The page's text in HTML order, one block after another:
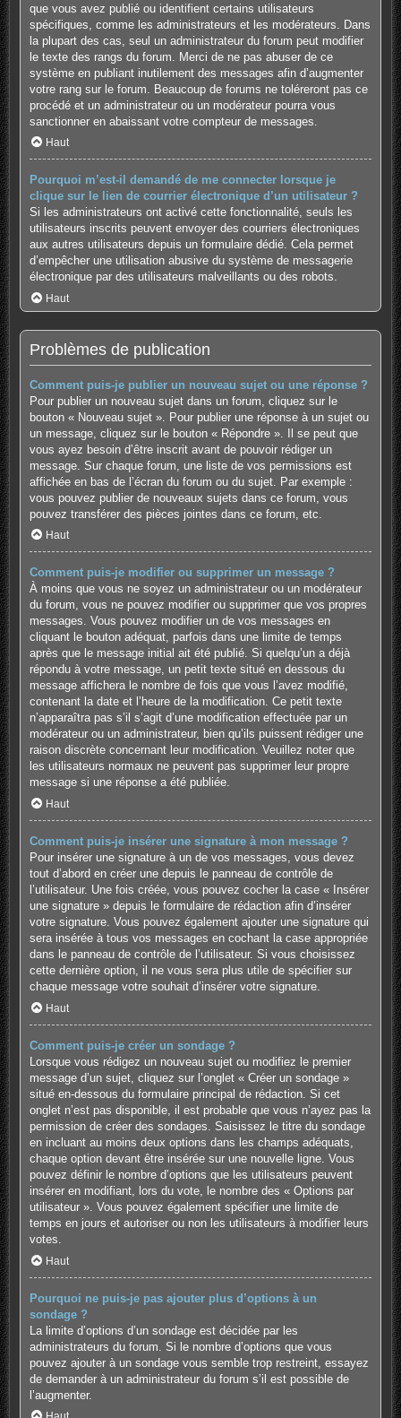
que vous avez publié ou identifient certains utilisateurs
spécifiques, comme les administrateurs et les modérateurs. Dans
la plupart des cas, seul un administrateur du forum peut modifier
le texte des rangs du forum. Merci de ne pas abuser de ce
système en publiant inutilement des messages afin d’augmenter
votre rang sur le forum. Beaucoup de forums ne toléreront pas ce
procédé et un administrateur ou un modérateur pourra vous
sanctionner en abaissant votre compteur de messages.
Haut
Pourquoi m’est-il demandé de me connecter lorsque je
clique sur le lien de courrier électronique d’un utilisateur ?
Si les administrateurs ont activé cette fonctionnalité, seuls les
utilisateurs inscrits peuvent envoyer des courriers électroniques
aux autres utilisateurs depuis un formulaire dédié. Cela permet
d’empêcher une utilisation abusive du système de messagerie
électronique par des utilisateurs malveillants ou des robots.
Haut
Problèmes de publication
Comment puis-je publier un nouveau sujet ou une réponse ?
Pour publier un nouveau sujet dans un forum, cliquez sur le
bouton « Nouveau sujet ». Pour publier une réponse à un sujet ou
un message, cliquez sur le bouton « Répondre ». Il se peut que
vous ayez besoin d’être inscrit avant de pouvoir rédiger un
message. Sur chaque forum, une liste de vos permissions est
affichée en bas de l’écran du forum ou du sujet. Par exemple :
vous pouvez publier de nouveaux sujets dans ce forum, vous
pouvez transférer des pièces jointes dans ce forum, etc.
Haut
Comment puis-je modifier ou supprimer un message ?
À moins que vous ne soyez un administrateur ou un modérateur
du forum, vous ne pouvez modifier ou supprimer que vos propres
messages. Vous pouvez modifier un de vos messages en
cliquant le bouton adéquat, parfois dans une limite de temps
après que le message initial ait été publié. Si quelqu’un a déjà
répondu à votre message, un petit texte situé en dessous du
message affichera le nombre de fois que vous l’avez modifié,
contenant la date et l’heure de la modification. Ce petit texte
n’apparaîtra pas s’il s’agit d’une modification effectuée par un
modérateur ou un administrateur, bien qu’ils puissent rédiger une
raison discrète concernant leur modification. Veuillez noter que
les utilisateurs normaux ne peuvent pas supprimer leur propre
message si une réponse a été publiée.
Haut
Comment puis-je insérer une signature à mon message ?
Pour insérer une signature à un de vos messages, vous devez
tout d’abord en créer une depuis le panneau de contrôle de
l’utilisateur. Une fois créée, vous pouvez cocher la case « Insérer
une signature » depuis le formulaire de rédaction afin d’insérer
votre signature. Vous pouvez également ajouter une signature qui
sera insérée à tous vos messages en cochant la case appropriée
dans le panneau de contrôle de l’utilisateur. Si vous choisissez
cette dernière option, il ne vous sera plus utile de spécifier sur
chaque message votre souhait d’insérer votre signature.
Haut
Comment puis-je créer un sondage ?
Lorsque vous rédigez un nouveau sujet ou modifiez le premier
message d’un sujet, cliquez sur l’onglet « Créer un sondage »
situé en-dessous du formulaire principal de rédaction. Si cet
onglet n’est pas disponible, il est probable que vous n’ayez pas la
permission de créer des sondages. Saisissez le titre du sondage
en incluant au moins deux options dans les champs adéquats,
chaque option devant être insérée sur une nouvelle ligne. Vous
pouvez définir le nombre d’options que les utilisateurs peuvent
insérer en modifiant, lors du vote, le nombre des « Options par
utilisateur ». Vous pouvez également spécifier une limite de
temps en jours et autoriser ou non les utilisateurs à modifier leurs
votes.
Haut
Pourquoi ne puis-je pas ajouter plus d’options à un
sondage ?
La limite d’options d’un sondage est décidée par les
administrateurs du forum. Si le nombre d’options que vous
pouvez ajouter à un sondage vous semble trop restreint, essayez
de demander à un administrateur du forum s’il est possible de
l’augmenter.